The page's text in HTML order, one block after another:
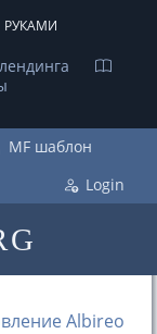
MF шаблон
Login
Albireo